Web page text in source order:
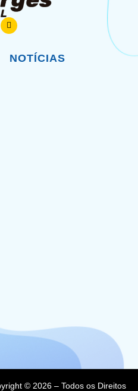
NOTÍCIAS
© 2026 – Todos os Direitos